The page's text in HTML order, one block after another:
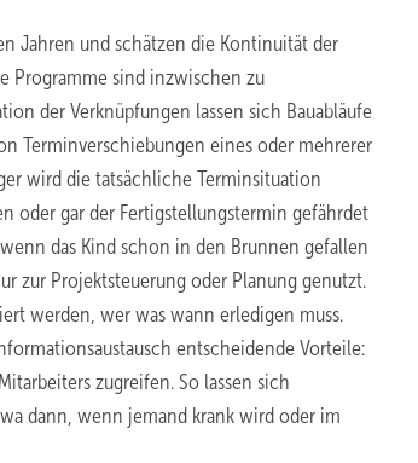
Jahren und schätzen die Kontinuität der
Programme sind inzwischen zu
der Verknüpfungen lassen sich Bauabläufe
Terminverschiebungen eines oder mehrerer
wird die tatsächliche Terminsituation
oder gar der Fertigstellungstermin gefährdet
das Kind schon in den Brunnen gefallen
zur Projektsteuerung oder Planung genutzt.
werden, wer was wann erledigen muss.
entscheidende Vorteile:
zugreifen. So lassen sich
dann, wenn jemand krank wird oder im